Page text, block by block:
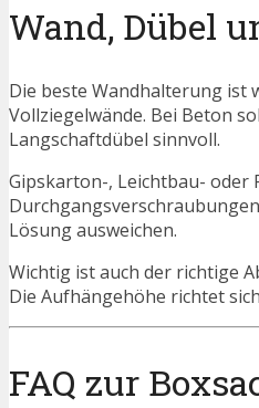
Wand, Dübel
Die beste Wandhalterung ist
Vollziegelwände. Bei Beton
Langschaftdübel sinnvoll.
Gipskarton-, Leichtbau- oder
Lösung ausweichen.
Wichtig ist auch der richtige
Die Aufhängehöhe richtet
FAQ zur